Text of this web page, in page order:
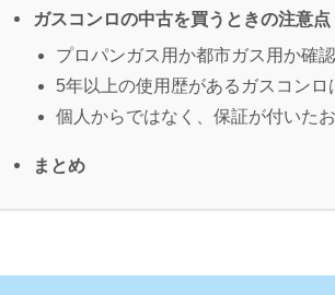
ガスコンロの中古を買うときの注意点
プロパンガス用か都市ガス用か確
5年以上の使用歴があるガスコンロ
個人からではなく、保証が付いた
まとめ